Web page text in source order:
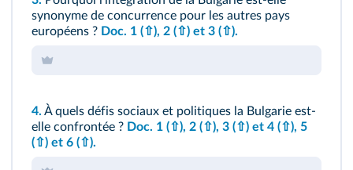
synonyme de concurrence pour les autres pays
européens ? Doc. 1 (⇧), 2 (⇧) et 3 (⇧).
4. À quels défis sociaux et politiques la Bulgarie est-
elle confrontée ? Doc. 1 (⇧), 2 (⇧), 3 (⇧) et 4 (⇧), 5
(⇧) et 6 (⇧).